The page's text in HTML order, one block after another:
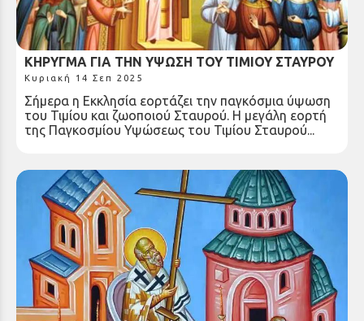
ΚΗΡΥΓΜΑ ΓΙΑ ΤΗΝ ΥΨΩΣΗ ΤΟΥ ΤΙΜΙΟΥ ΣΤΑΥΡΟΥ
Κυριακή 14 Σεπ 2025
Σήμερα η Εκκλησία εορτάζει την παγκόσμια ύψωση
του Τιμίου και ζωοποιού Σταυρού. Η μεγάλη εορτή
της Παγκοσμίου Υψώσεως του Τιμίου Σταυρού...